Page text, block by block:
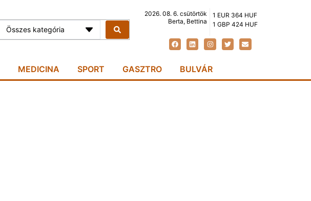
Összes kategória
2026. 08. 6. csütörtök
Berta, Bettina
1 EUR 364 HUF
1 GBP 424 HUF
MEDICINA SPORT GASZTRO BULVÁR